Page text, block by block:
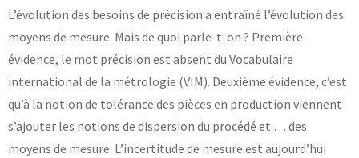
Technologies Prioritaires 2030
RECHERCHE
Laboratoires communs
Carnot
Fondation Cetim
Publications scientifiques
Librairie
AGRÉMENTS ET RECONNAISSANCES QSE
Certifications qualité
Cofrac Étalonnage
Cofrac Essai
QUI SOMMES-NOUS ?
L’évolution des besoins de précision a entraîné l’évolution des
moyens de mesure. Mais de quoi parle-t-on ? Première
évidence, le mot précision est absent du Vocabulaire
international de la métrologie (VIM). Deuxième évidence, c’est
qu’à la notion de tolérance des pièces en production viennent
s’ajouter les notions de dispersion du procédé et … des
moyens de mesure. L’incertitude de mesure est aujourd’hui